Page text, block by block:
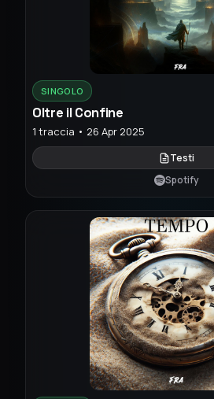
SINGOLO
Oltre il Confine
1 traccia • 26 Apr 2025
Testi
Spotify